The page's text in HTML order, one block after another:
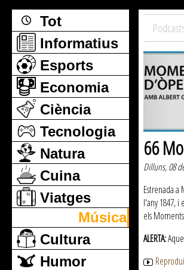
Tot
Informatius
Esports
Economia
Ciència
Tecnologia
Natura
Cuina
Viatges
Música
Cultura
Humor
66
Dilluns, 08
Estrenada
l'any 1847,
els
ALERTA: